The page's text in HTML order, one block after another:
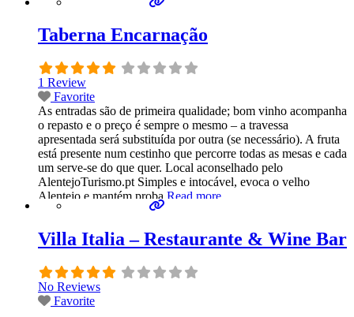
Taberna Encarnação
1 Review
Favorite
As entradas são de primeira qualidade; bom vinho acompanha
o repasto e o preço é sempre o mesmo – a travessa
apresentada será substituída por outra (se necessário). A fruta
está presente num cestinho que percorre todas as mesas e cada
um serve-se do que quer. Local aconselhado pelo
AlentejoTurismo.pt Simples e intocável, evoca o velho
Alentejo e mantém proba Read more...
Villa Italia – Restaurante & Wine Bar
No Reviews
Favorite